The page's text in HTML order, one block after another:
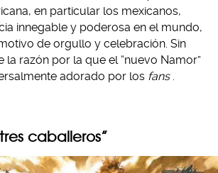
en particular los mexicanos,
innegable y poderosa en el mundo,
de orgullo y celebración. Sin
la razón por la que el “nuevo Namor”
adorado por los fans
caballeros”